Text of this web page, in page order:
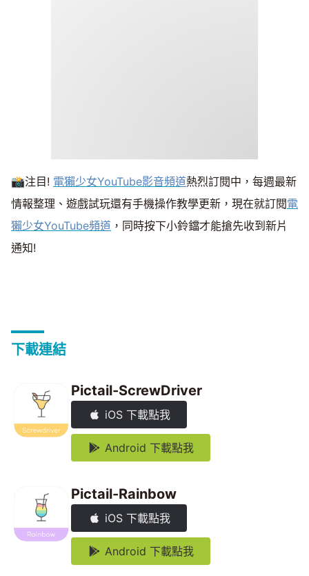
📸注目! 電獺少女YouTube影音頻道熱烈訂閱中，每週最新
情報整理、遊戲試玩還有手機操作教學更新，現在就訂閱電
獺少女YouTube頻道 ，同時按下小鈴鐺才能搶先收到新片
通知!
下載連結
Pictail-ScrewDriver
iOS 下載點我
Android 下載點我
Pictail-Rainbow
iOS 下載點我
Android 下載點我